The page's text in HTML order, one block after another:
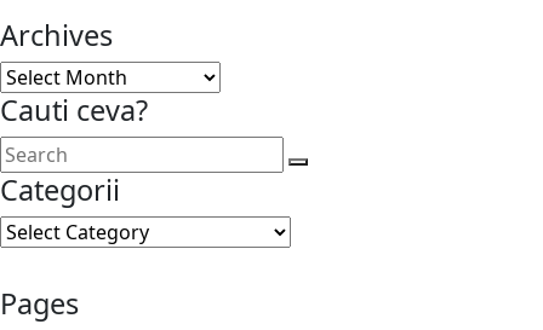
Archives
Archives
Cauti ceva?
Categorii
Categorii
Pages